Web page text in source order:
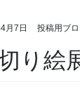
月7日 投稿用ブ
り絵